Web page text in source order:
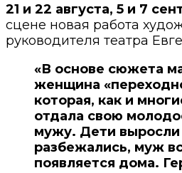
21 и 22 августа, 5 и 7
сцене новая работа
руководителя театра
«В основе сюжета
женщина
которая, как и
отдала свою
мужу. Дети выросли
разбежались, муж
появляется дома.